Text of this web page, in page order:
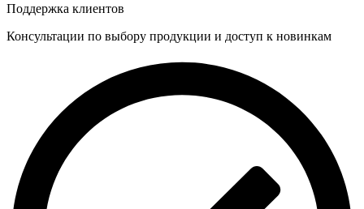
Поддержка клиентов
Консультации по выбору продукции и доступ к новинкам